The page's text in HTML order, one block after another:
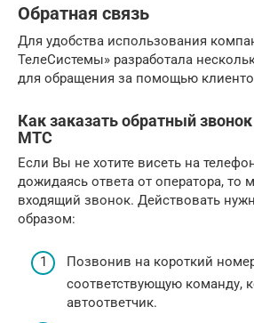
Обратная связь
Для удобства использования
ТелеСистемы» разработала
для обращения за помощью
Как заказать обратный
МТС
Если Вы не хотите висеть на
дожидаясь ответа от оператора, то
входящий звонок. Действовать
образом:
Позвонив на короткий
соответствующую команду,
автоответчик.